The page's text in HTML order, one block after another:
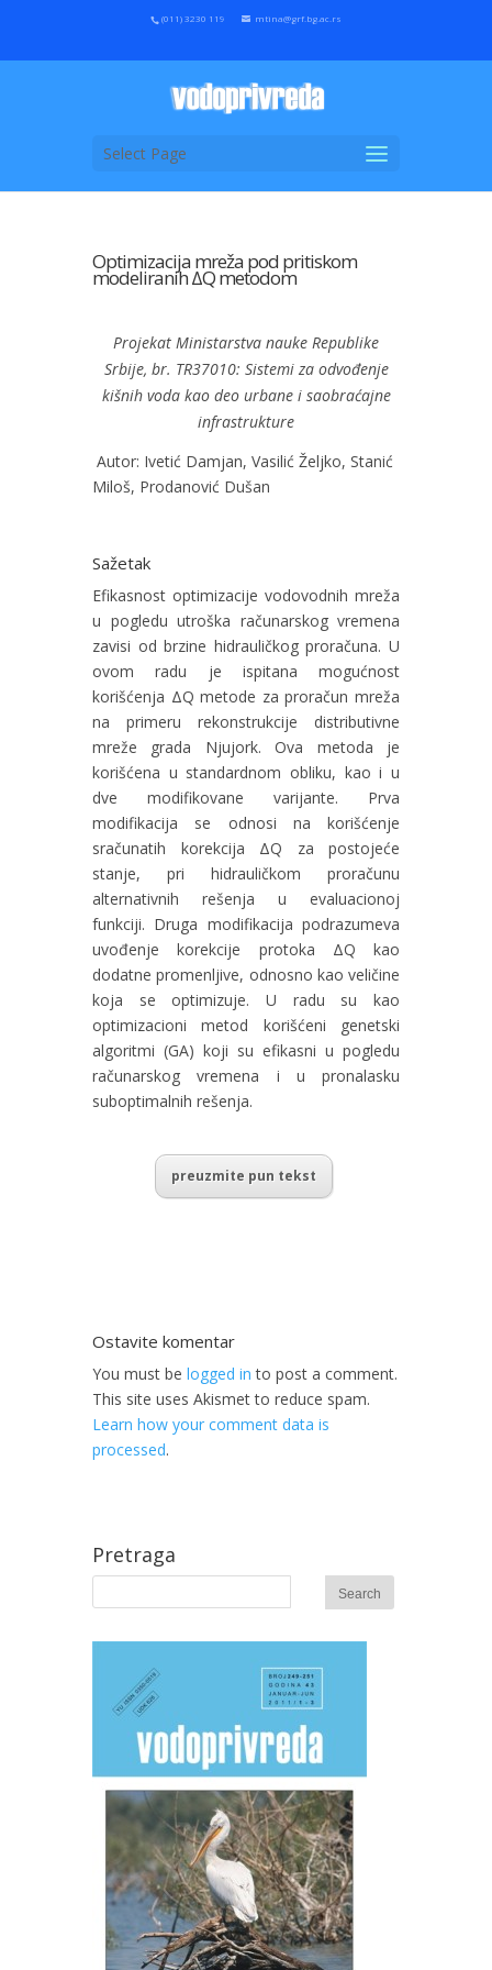
(011) 3230 119 mtina@grf.bg.ac.rs
Select Page
Optimizacija mreža pod pritiskom
modeliranih ΔQ metodom
Projekat Ministarstva nauke Republike
Srbije, br. TR37010: Sistemi za odvođenje
kišnih voda kao deo urbane i saobraćajne
infrastrukture
Autor: Ivetić Damjan, Vasilić Željko, Stanić
Miloš, Prodanović Dušan
Sažetak
Efikasnost optimizacije vodovodnih mreža
u pogledu utroška računarskog vremena
zavisi od brzine hidrauličkog proračuna. U
ovom radu je ispitana mogućnost
korišćenja ΔQ metode za proračun mreža
na primeru rekonstrukcije distributivne
mreže grada Njujork. Ova metoda je
korišćena u standardnom obliku, kao i u
dve modifikovane varijante. Prva
modifikacija se odnosi na korišćenje
sračunatih korekcija ΔQ za postojeće
stanje, pri hidrauličkom proračunu
alternativnih rešenja u evaluacionoj
funkciji. Druga modifikacija podrazumeva
uvođenje korekcije protoka ΔQ kao
dodatne promenljive, odnosno kao veličine
koja se optimizuje. U radu su kao
optimizacioni metod korišćeni genetski
algoritmi (GA) koji su efikasni u pogledu
računarskog vremena i u pronalasku
suboptimalnih rešenja.
preuzmite pun tekst
Ostavite komentar
You must be logged in to post a comment.
This site uses Akismet to reduce spam.
Learn how your comment data is
processed.
Pretraga